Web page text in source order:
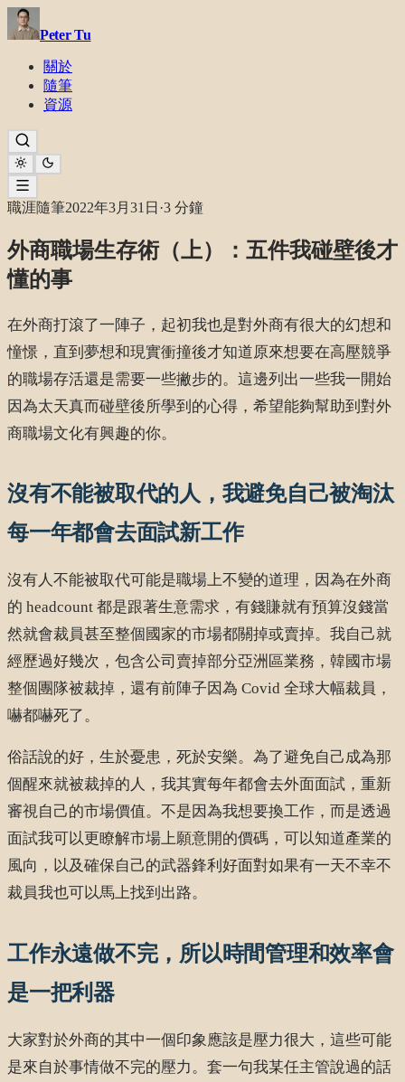
Peter Tu
關於
隨筆
資源
職涯隨筆2022年3月31日 ·3 分鐘
外商職場生存術（上）：五件我碰壁後才
懂的事
在外商打滾了一陣子，起初我也是對外商有很大的幻想和
憧憬，直到夢想和現實衝撞後才知道原來想要在高壓競爭
的職場存活還是需要一些撇步的。這邊列出一些我一開始
因為太天真而碰壁後所學到的心得，希望能夠幫助到對外
商職場文化有興趣的你。
沒有不能被取代的人，我避免自己被淘汰
每一年都會去面試新工作
沒有人不能被取代可能是職場上不變的道理，因為在外商
的 headcount 都是跟著生意需求，有錢賺就有預算沒錢當
然就會裁員甚至整個國家的市場都關掉或賣掉。我自己就
經歷過好幾次，包含公司賣掉部分亞洲區業務，韓國市場
整個團隊被裁掉，還有前陣子因為 Covid 全球大幅裁員，
嚇都嚇死了。
俗話說的好，生於憂患，死於安樂。為了避免自己成為那
個醒來就被裁掉的人，我其實每年都會去外面面試，重新
審視自己的市場價值。不是因為我想要換工作，而是透過
面試我可以更瞭解市場上願意開的價碼，可以知道產業的
風向，以及確保自己的武器鋒利好面對如果有一天不幸不
裁員我也可以馬上找到出路。
工作永遠做不完，所以時間管理和效率會
是一把利器
大家對於外商的其中一個印象應該是壓力很大，這些可能
是來自於事情做不完的壓力。套一句我某任主管說過的話